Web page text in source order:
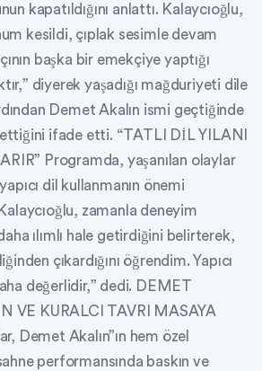
kapatıldığını anlattı. Kalaycıoğlu,
kesildi, çıplak sesimle devam
başka bir emekçiye yaptığı
diyerek yaşadığı mağduriyeti dile
Demet Akalın ismi geçtiğinde
ifade etti. “TATLI DİL YILANI
Programda, yaşanılan olaylar
dil kullanmanın önemi
zamanla deneyim
ılımlı hale getirdiğini belirterek,
çıkardığını öğrendim. Yapıcı
değerlidir,” dedi. DEMET
VE KURALCI TAVRI MASAYA
Demet Akalın”ın hem özel
performansında baskın ve